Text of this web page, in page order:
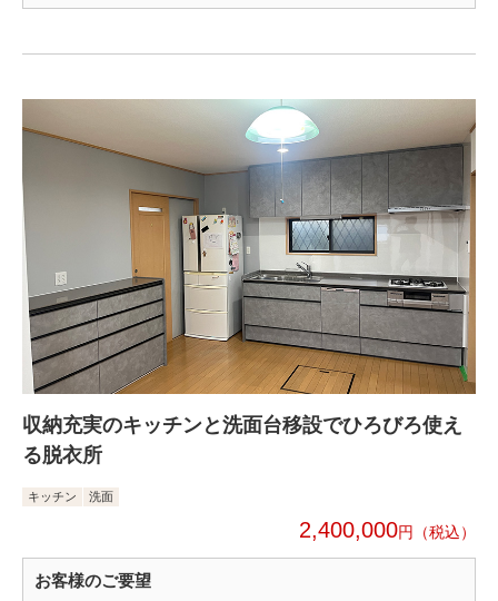
収納充実のキッチンと洗面台移設でひろびろ使え
る脱衣所
キッチン 洗面
2,400,000円
お客様のご要望